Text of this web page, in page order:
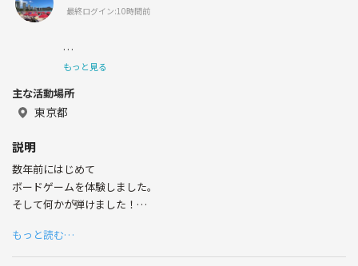
最終ログイン:10時間前
趣味
よろしくお願いします！
もっと見る
主な活動場所
東京都
説明
数年前にはじめて
ボードゲームを体験しました。
そして何かが弾けました！
あの時と同じ感覚を味わいました。
社会人になり仕事に追われる日々の中
もっと読む…